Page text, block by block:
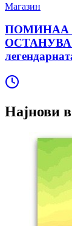
Магазин
ПОМИНАА
ОСТАНУВА:
Најнови